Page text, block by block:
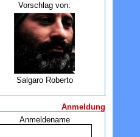
Vorschlag von:
Salgaro Roberto
Anmeldung
Anmeldename